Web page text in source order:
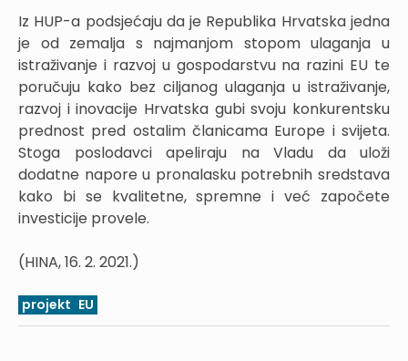
Iz HUP-a podsjećaju da je Republika Hrvatska jedna
je od zemalja s najmanjom stopom ulaganja u
istraživanje i razvoj u gospodarstvu na razini EU te
poručuju kako bez ciljanog ulaganja u istraživanje,
razvoj i inovacije Hrvatska gubi svoju konkurentsku
prednost pred ostalim članicama Europe i svijeta.
Stoga poslodavci apeliraju na Vladu da uloži
dodatne napore u pronalasku potrebnih sredstava
kako bi se kvalitetne, spremne i već započete
investicije provele.
(HINA, 16. 2. 2021.)
projekt EU